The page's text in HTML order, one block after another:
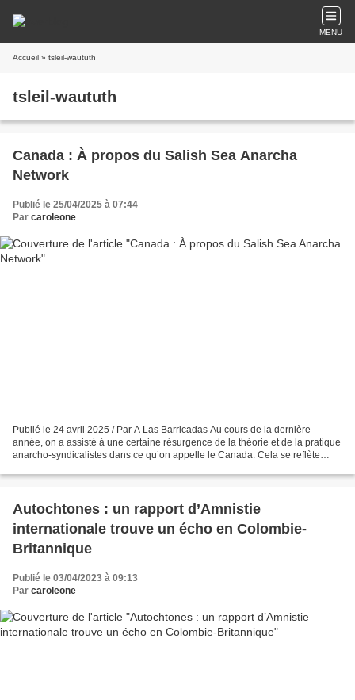
MENU
Accueil » tsleil-waututh
tsleil-waututh
Canada : À propos du Salish Sea Anarcha
Network
Publié le 25/04/2025 à 07:44
Par caroleone
Publié le 24 avril 2025 / Par A Las Barricadas Au cours de la dernière
année, on a assisté à une certaine résurgence de la théorie et de la pratique
anarcho-syndicalistes dans ce qu’on appelle le Canada. Cela se reflète
Autochtones : un rapport d’Amnistie
internationale trouve un écho en Colombie-
Britannique
Publié le 03/04/2023 à 09:13
Par caroleone